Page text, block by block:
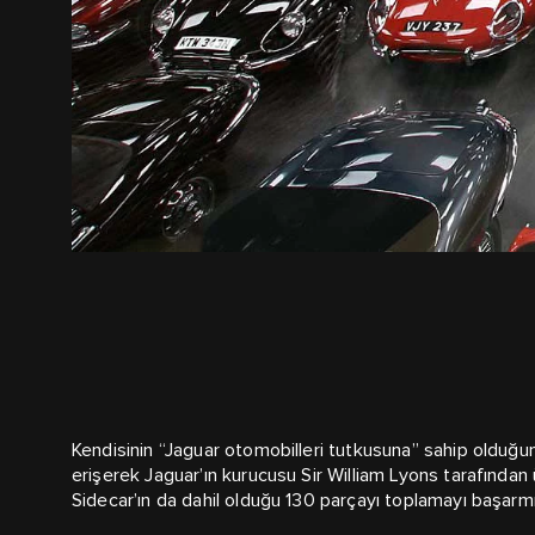
Kendisinin “Jaguar otomobilleri tutkusuna” sahip
erişerek Jaguar’ın kurucusu Sir William Lyons
Sidecar’ın da dahil olduğu 130 parçayı toplamayı